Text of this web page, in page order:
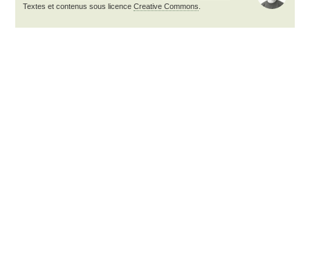
Textes et contenus sous licence Creative Commons.